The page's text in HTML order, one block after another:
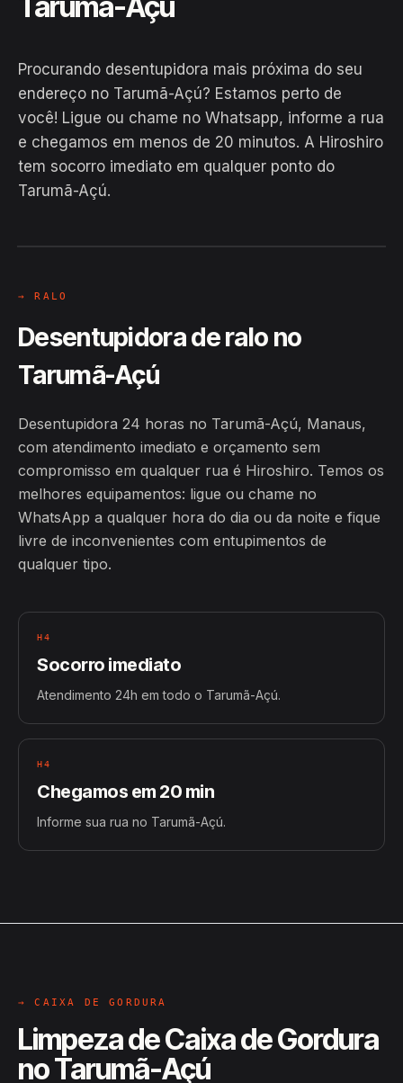
Procurando desentupidora mais próxima do seu
endereço no Tarumã-Açú? Estamos perto de
você! Ligue ou chame no Whatsapp, informe a rua
e chegamos em menos de 20 minutos. A Hiroshiro
tem socorro imediato em qualquer ponto do
Tarumã-Açú.
EM CAMPO
→ RALO
Desentupidora de ralo no
Tarumã-Açú
Desentupidora 24 horas no Tarumã-Açú, Manaus,
com atendimento imediato e orçamento sem
compromisso em qualquer rua é Hiroshiro. Temos os
melhores equipamentos: ligue ou chame no
WhatsApp a qualquer hora do dia ou da noite e fique
livre de inconvenientes com entupimentos de
qualquer tipo.
H4
Socorro imediato
Atendimento 24h em todo o Tarumã-Açú.
H4
Chegamos em 20 min
Informe sua rua no Tarumã-Açú.
→ CAIXA DE GORDURA
Limpeza de Caixa de Gordura
no Tarumã-Açú